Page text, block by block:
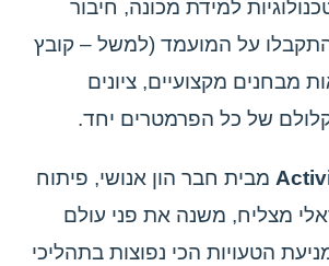
למידת מכונה, חיבור
על המועמד (למשל – קובץ
מבחנים מקצועיים, ציונים
של כל הפרמטרים יחד.
מבית חבר הון אנושי, פיתוח
מצליח, משנה את פני עולם
הטעויות הכי נפוצות בתהליכי